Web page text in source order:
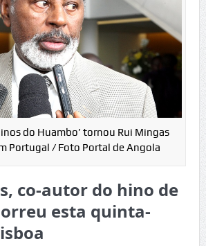
do Huambo’ tornou Rui Mingas
Portugal / Foto Portal de Angola
co-autor do hino de
esta quinta-